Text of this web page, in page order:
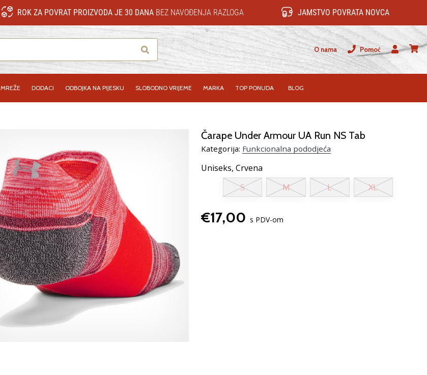
ROK ZA POVRAT PROIZVODA JE 30 DANABEZ NAVOĐENJA RAZLOGA JAMSTVO POVRATA NOVCA
O nama
Pomoć
Korisnik
MREŽE DODACI ODBOJKA NA PIJESKU SLOBODNO VRIJEME MARKA TOP PONUDA BLOG
Čarape Under Armour UA Run NS Tab
Kategorija: Funkcionalna pododjeća
Uniseks, Crvena
S
M L XL
€17,00 s PDV-om